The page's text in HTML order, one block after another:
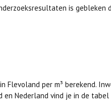
is
per m³ berekend.
Nederland vind je in de tabel